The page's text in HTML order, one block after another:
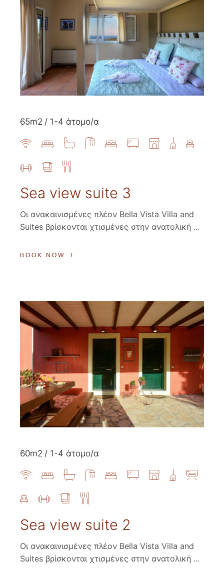
Sea view suite 3
Οι ανακαινισμένες πλέον Bella Vista Villa and
Suites βρίσκονται χτισμένες στην ανατολική ...
BOOK NOW
65m2 1-4 άτομο/α
Sea view suite 2
Οι ανακαινισμένες πλέον Bella Vista Villa and
Suites βρίσκονται χτισμένες στην ανατολική ...
60m2 1-4 άτομο/α